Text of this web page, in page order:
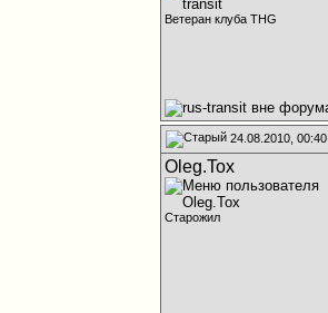
Ветеран клуба THG
24.08.2010, 00:40
Oleg.Tox
Старожил